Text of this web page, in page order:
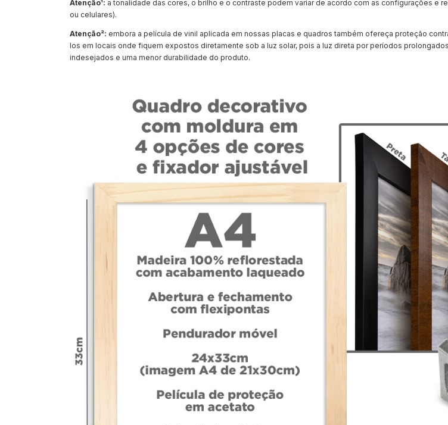
Atenção¹: a tonalidade das cores, o brilho e o contraste podem variar de acordo com as configurações e
ou celulares).
Atenção²: embora a película de vinil aplicada em nossas placas e quadros também ofereça proteção
los em locais onde fiquem expostos diretamente sob a luz solar, pois a luz direta por períodos
indesejados e uma menor durabilidade do produto.